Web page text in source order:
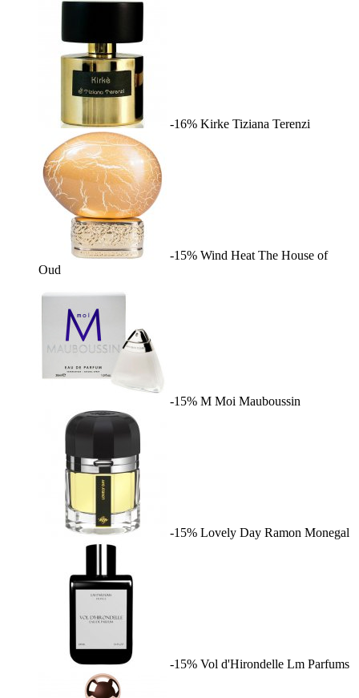
-16% Kirke Tiziana Terenzi
-15% Wind Heat The House of
Oud
-15% M Moi Mauboussin
-15% Lovely Day Ramon Monegal
-15% Vol d'Hirondelle Lm Parfums